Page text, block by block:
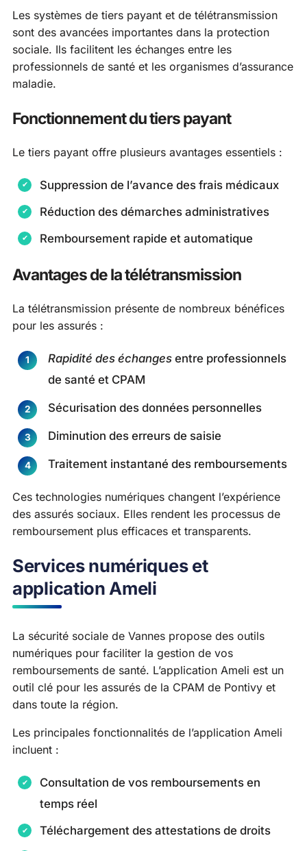
Les systèmes de tiers payant et de télétransmission
sont des avancées importantes dans la protection
sociale. Ils facilitent les échanges entre les
professionnels de santé et les organismes d’assurance
maladie.
Fonctionnement du tiers payant
Le tiers payant offre plusieurs avantages essentiels :
Suppression de l’avance des frais médicaux
Réduction des démarches administratives
Remboursement rapide et automatique
Avantages de la télétransmission
La télétransmission présente de nombreux bénéfices
pour les assurés :
Rapidité des échanges entre professionnels
de santé et CPAM
Sécurisation des données personnelles
Diminution des erreurs de saisie
Traitement instantané des remboursements
Ces technologies numériques changent l’expérience
des assurés sociaux. Elles rendent les processus de
remboursement plus efficaces et transparents.
Services numériques et
application Ameli
La sécurité sociale de Vannes propose des outils
numériques pour faciliter la gestion de vos
remboursements de santé. L’application Ameli est un
outil clé pour les assurés de la CPAM de Pontivy et
dans toute la région.
Les principales fonctionnalités de l’application Ameli
incluent :
Consultation de vos remboursements en
temps réel
Téléchargement des attestations de droits